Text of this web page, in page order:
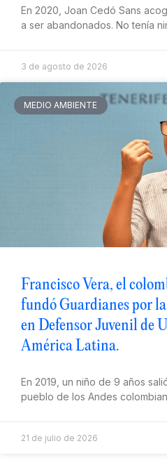
En 2020, Joan Cedó Sans
a ser abandonados. No tenía
3 de agosto de 2026
MEDIO AMBIENTE
Francisco Vera, el
fundó Guardianes por
en Defensor Juvenil de
América Latina.
En 2019, un niño de 9 años
pueblo de los Andes
21 de julio de 2026